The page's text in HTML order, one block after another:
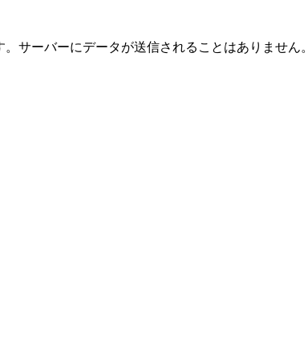
サーバーにデータが送信されることはありません。